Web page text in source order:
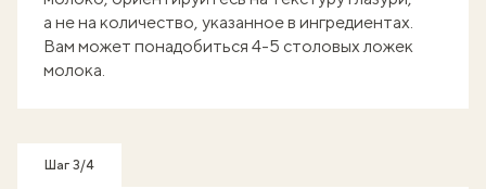
а не на количество, указанное в ингредиентах.
Вам может понадобиться 4-5 столовых ложек
молока.
Шаг 3/4